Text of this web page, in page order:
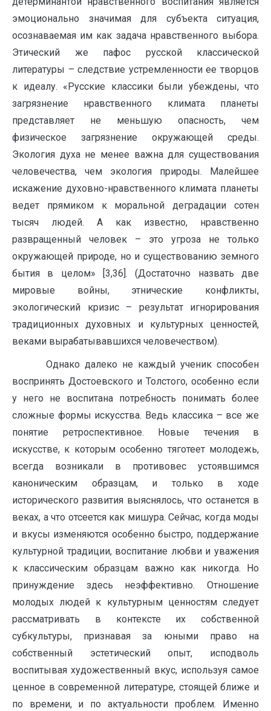
эмоционально значимая для субъекта ситуация,
осознаваемая им как задача нравственного выбора.
Этический же пафос русской классической
литературы – следствие устремленности ее творцов
к идеалу. «Русские классики были убеждены, что
загрязнение нравственного климата планеты
представляет не меньшую опасность, чем
физическое загрязнение окружающей среды.
Экология духа не менее важна для существования
человечества, чем экология природы. Малейшее
искажение духовно-нравственного климата планеты
ведет прямиком к моральной деградации сотен
тысяч людей. А как известно, нравственно
развращенный человек – это угроза не только
окружающей природе, но и существованию земного
бытия в целом» [3,36]. (Достаточно назвать две
мировые войны, этнические конфликты,
экологический кризис – результат игнорирования
традиционных духовных и культурных ценностей,
веками вырабатывавшихся человечеством).
Однако далеко не каждый ученик способен
воспринять Достоевского и Толстого, особенно если
у него не воспитана потребность понимать более
сложные формы искусства. Ведь классика – все же
понятие ретроспективное. Новые течения в
искусстве, к которым особенно тяготеет молодежь,
всегда возникали в противовес устоявшимся
каноническим образцам, и только в ходе
исторического развития выяснялось, что останется в
веках, а что отсеется как мишура. Сейчас, когда моды
и вкусы изменяются особенно быстро, поддержание
культурной традиции, воспитание любви и уважения
к классическим образцам важно как никогда. Но
принуждение здесь неэффективно. Отношение
молодых людей к культурным ценностям следует
рассматривать в контексте их собственной
субкультуры, признавая за юными право на
собственный эстетический опыт, исподволь
воспитывая художественный вкус, используя самое
ценное в современной литературе, стоящей ближе и
по времени, и по актуальности проблем. Именно